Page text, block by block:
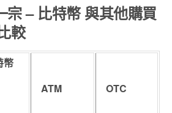
– 比特幣 與其他購買
較
幣
ATM OTC